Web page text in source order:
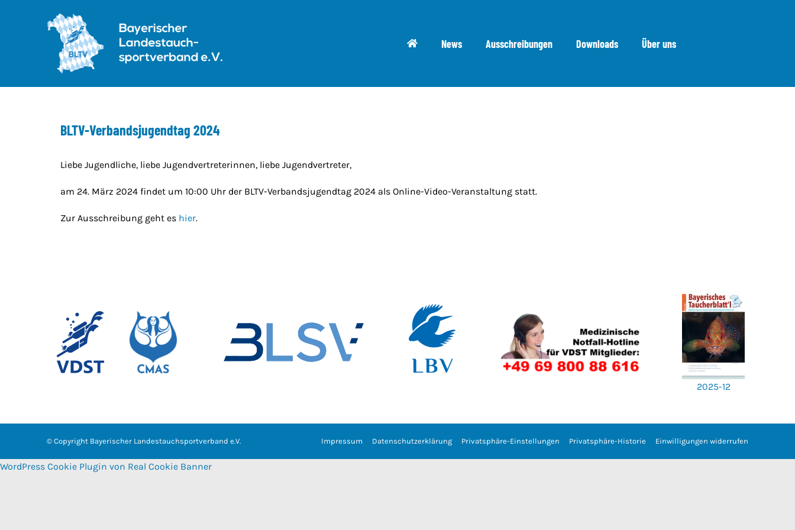
News Ausschreibungen Downloads Über uns
BLTV-Verbandsjugendtag 2024
Liebe Jugendliche, liebe Jugendvertreterinnen, liebe Jugendvertreter,
am 24. März 2024 findet um 10:00 Uhr der BLTV-Verbandsjugendtag 2024 als Online-Video-Veranstaltung statt.
Zur Ausschreibung geht es hier.
2025-12
© Copyright Bayerischer Landestauchsportverband e.V. Impressum Datenschutzerklärung Privatsphäre-Einstellungen Privatsphäre-Historie Einwilligungen widerrufen
WordPress Cookie Plugin von Real Cookie Banner